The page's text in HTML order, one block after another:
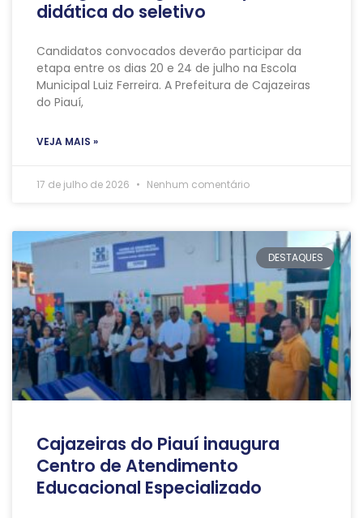
didática do seletivo
Candidatos convocados deverão participar da
etapa entre os dias 20 e 24 de julho na Escola
Municipal Luiz Ferreira. A Prefeitura de Cajazeiras
do Piauí,
VEJA MAIS »
17 de julho de 2026 Nenhum comentário
DESTAQUES
Cajazeiras do Piauí inaugura
Centro de Atendimento
Educacional Especializado